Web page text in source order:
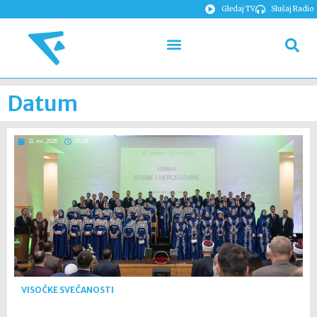
Gledaj TV Slušaj Radio
Datum
11. svi. 2026 13:38
VISOČKE SVEČANOSTI